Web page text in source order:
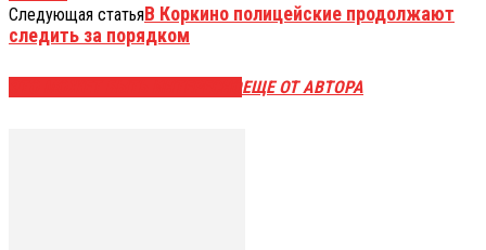
Следующая статьяВ Коркино полицейские продолжают
следить за порядком
ЕЩЕ ОТ АВТОРА